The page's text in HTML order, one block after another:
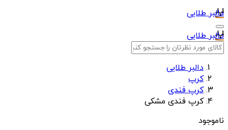
دالبر طلایی
دالبر طلایی
دالبر طلایی
کرپ
کرپ فندی
کرپ فندی مشکی
ناموجود